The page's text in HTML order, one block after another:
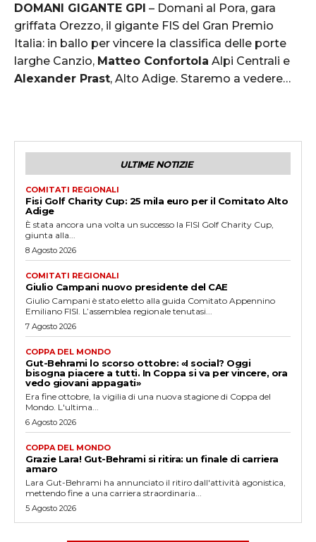
DOMANI GIGANTE GPI – Domani al Pora, gara
griffata Orezzo, il gigante FIS del Gran Premio
Italia: in ballo per vincere la classifica delle porte
larghe Canzio, Matteo Confortola Alpi Centrali e
Alexander Prast, Alto Adige. Staremo a vedere…
ULTIME NOTIZIE
COMITATI REGIONALI
Fisi Golf Charity Cup: 25 mila euro per il Comitato Alto
Adige
È stata ancora una volta un successo la FISI Golf Charity Cup,
giunta alla...
8 Agosto 2026
COMITATI REGIONALI
Giulio Campani nuovo presidente del CAE
Giulio Campani è stato eletto alla guida Comitato Appennino
Emiliano FISI. L’assemblea regionale tenutasi...
7 Agosto 2026
COPPA DEL MONDO
Gut-Behrami lo scorso ottobre: «I social? Oggi
bisogna piacere a tutti. In Coppa si va per vincere, ora
vedo giovani appagati»
Era fine ottobre, la vigilia di una nuova stagione di Coppa del
Mondo. L'ultima...
6 Agosto 2026
COPPA DEL MONDO
Grazie Lara! Gut-Behrami si ritira: un finale di carriera
amaro
Lara Gut-Behrami ha annunciato il ritiro dall'attività agonistica,
mettendo fine a una carriera straordinaria...
5 Agosto 2026